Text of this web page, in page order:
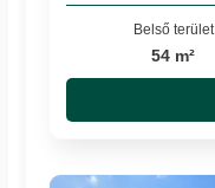
Belső terület
54 m²